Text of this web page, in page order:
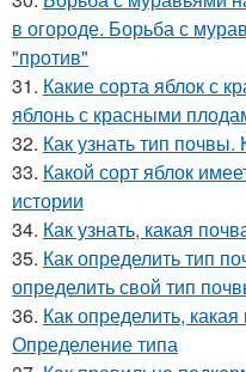
в огороде. Борьба с
"против"
31. Какие сорта яблок с
яблонь с красными
32. Как узнать тип
33. Какой сорт яблок
истории
34. Как узнать, какая
35. Как определить тип
определить свой тип
36. Как определить,
Определение типа